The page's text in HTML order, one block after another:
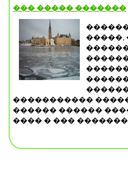
��� ����� �������
�����,
�����������
������ ������
���� � ���